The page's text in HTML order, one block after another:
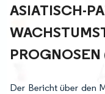
SIATISCH-
ROGNOSEN
Der Bericht über den